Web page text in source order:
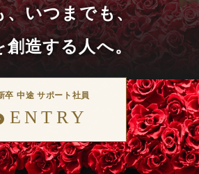
、いつまでも、
創造する人へ。
卒 中途 サポート社員
ENTRY